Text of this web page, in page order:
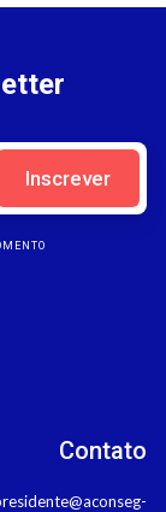
Contato